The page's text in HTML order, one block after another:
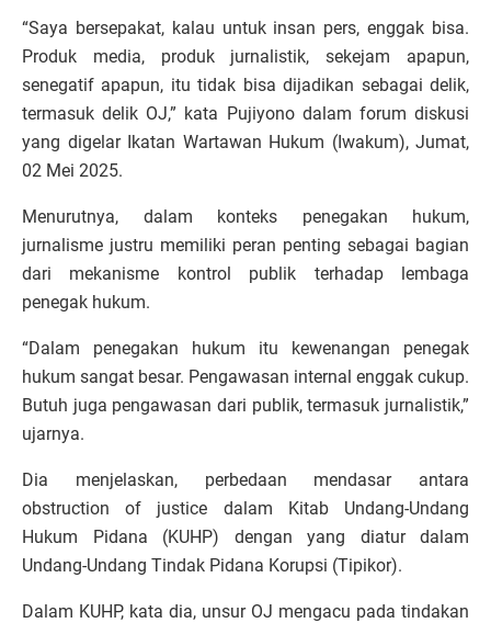
“Saya bersepakat, kalau untuk insan pers, enggak bisa.
Produk media, produk jurnalistik, sekejam apapun,
senegatif apapun, itu tidak bisa dijadikan sebagai delik,
termasuk delik OJ,” kata Pujiyono dalam forum diskusi
yang digelar Ikatan Wartawan Hukum (Iwakum), Jumat,
02 Mei 2025.
Menurutnya, dalam konteks penegakan hukum,
jurnalisme justru memiliki peran penting sebagai bagian
dari mekanisme kontrol publik terhadap lembaga
penegak hukum.
“Dalam penegakan hukum itu kewenangan penegak
hukum sangat besar. Pengawasan internal enggak cukup.
Butuh juga pengawasan dari publik, termasuk jurnalistik,”
ujarnya.
Dia menjelaskan, perbedaan mendasar antara
obstruction of justice dalam Kitab Undang-Undang
Hukum Pidana (KUHP) dengan yang diatur dalam
Undang-Undang Tindak Pidana Korupsi (Tipikor).
Dalam KUHP, kata dia, unsur OJ mengacu pada tindakan